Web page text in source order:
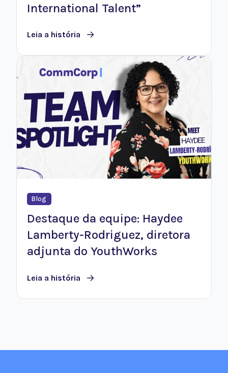
International Talent”
Leia a história
Blog
Destaque da equipe: Haydee
Lamberty-Rodriguez, diretora
adjunta do YouthWorks
Leia a história